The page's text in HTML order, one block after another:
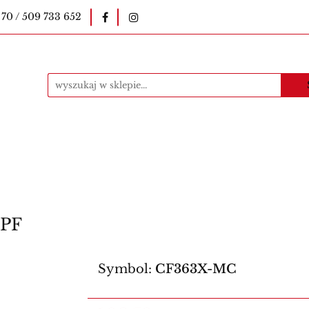
/ 509 733 652
Pieczątki
Kawa Materiały eksploatacyjne
Symbol: CF363X-MC